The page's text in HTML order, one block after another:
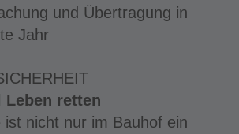
und Übertragung in
Jahr
Leben retten
ist nicht nur im Bauhof ein